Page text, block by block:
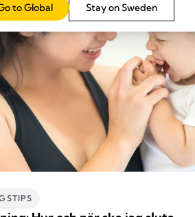
Stay on Sweden
to Global